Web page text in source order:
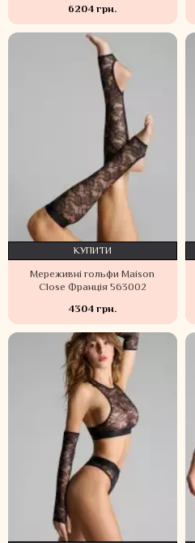
6204 грн.
Мереживні гольфи Maison
Close Франція 563002
4304 грн.
КУПИТИ